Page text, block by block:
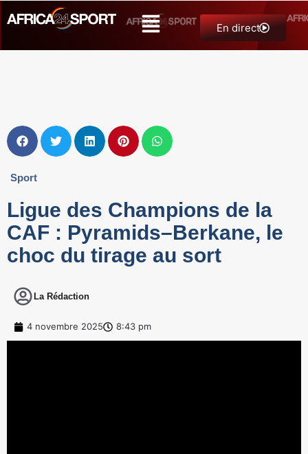
En direct
Sport
Ligue des Champions de la
CAF : Pyramids–Berkane, le
choc du tirage au sort
La Rédaction
4 novembre 2025 8:43 pm